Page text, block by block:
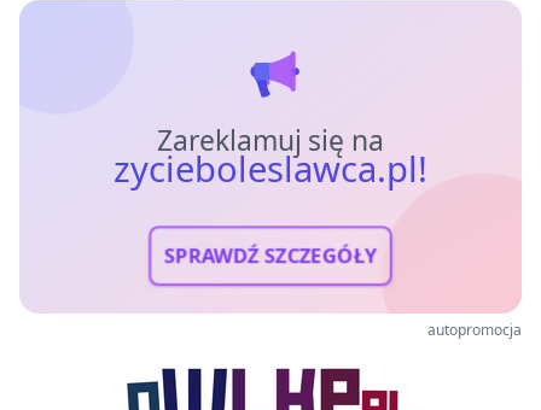
Zareklamuj się na
zycieboleslawca.pl!
SPRAWDŹ SZCZEGÓŁY
autopromocja